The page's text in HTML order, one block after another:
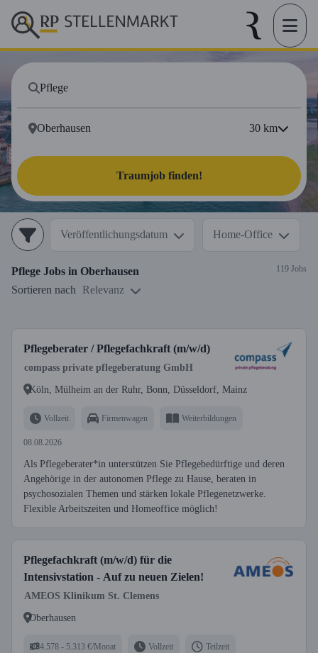
30 km
Traumjob finden!
Veröffentlichungsdatum Home-Office
Pflege Jobs in Oberhausen 119 Jobs
Sortieren nach Relevanz
Pflegeberater / Pflegefachkraft (m/w/d)
compass private pflegeberatung GmbH
Köln, Mülheim an der Ruhr, Bonn, Düsseldorf, Mainz
Vollzeit Firmenwagen Weiterbildungen
08.08.2026
Als Pflegeberater*in unterstützen Sie Pflegebedürftige und deren
Angehörige in der autonomen Pflege zu Hause, beraten in
psychosozialen Themen und stärken lokale Pflegenetzwerke.
Flexible Arbeitszeiten und Homeoffice möglich!
Pflegefachkraft (m/w/d) für die
Intensivstation - Auf zu neuen Zielen!
AMEOS Klinikum St. Clemens
Oberhausen
4.578 - 5.313 €/Monat Vollzeit Teilzeit